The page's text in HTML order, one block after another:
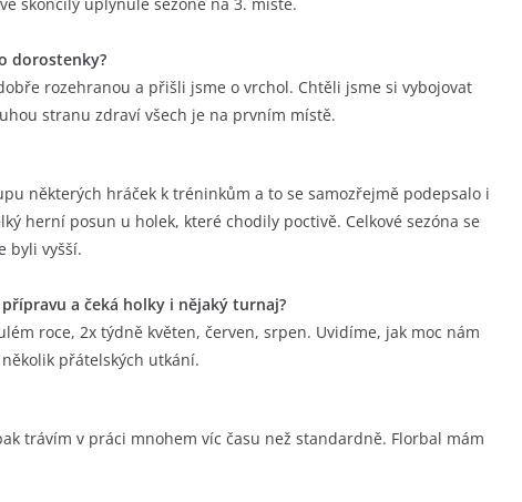
dorostenky?
rozehranou a přišli jsme o vrchol. Chtěli jsme si vybojovat
stranu zdraví všech je na prvním místě.
některých hráček k tréninkům a to se samozřejmě podepsalo i
herní posun u holek, které chodily poctivě. Celkové sezóna se
byli vyšší.
a čeká holky i nějaký turnaj?
roce, 2x týdně květen, červen, srpen. Uvidíme, jak moc nám
přátelských utkání.
trávím v práci mnohem víc času než standardně. Florbal mám